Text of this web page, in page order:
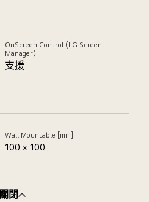
OnScreen Control (LG Screen
Manager)
支援
Wall Mountable [mm]
100 x 100
關閉